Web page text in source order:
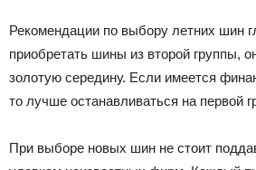
Рекомендации по выбору летних шин
приобретать шины из второй группы,
золотую середину. Если имеется
то лучше останавливаться на первой
При выборе новых шин не стоит